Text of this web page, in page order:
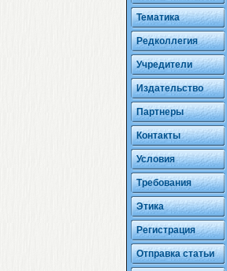
Тематика
Редколлегия
Учредители
Издательство
Партнеры
Контакты
Условия
Требования
Этика
Регистрация
Отправка статьи